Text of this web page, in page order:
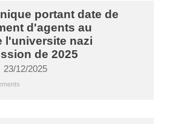
portant date de
d'agents au
l'universite nazi
de 2025
23/12/2025